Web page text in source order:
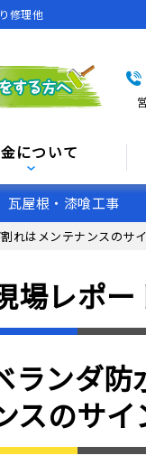
修理他
について
瓦屋根・漆喰工事
れはメンテナンスのサ
場レポー
ンダ防
スのサイ